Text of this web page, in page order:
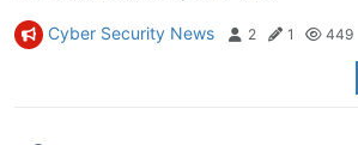
Cyber Security News 2 1 449